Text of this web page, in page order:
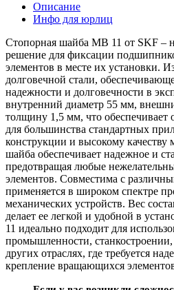
Описание
Инфо для юрлиц
Стопорная шайба MB 11 от SKF –
решение для фиксации
элементов в месте их установки.
долговечной стали,
надежности и долговечности в
внутренний диаметр 55 мм,
толщину 1,5 мм, что обеспечивает
для большинства стандартных
конструкции и высокому качеству
шайба обеспечивает надежное и
предотвращая любые
элементов. Совместима с
применяется в широком спектре
механических устройств. Вес
делает ее легкой и удобной в
11 идеально подходит для
промышленности, станкостроении,
других отраслях, где требуется
крепление вращающихся